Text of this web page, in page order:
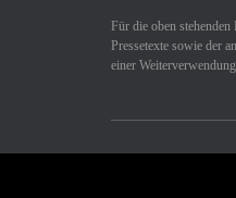
Für die oben
Pressetexte sowie der
einer